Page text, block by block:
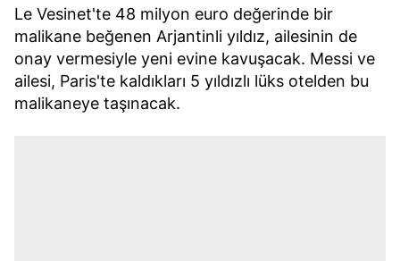
Le Vesinet'te 48 milyon euro değerinde bir
malikane beğenen Arjantinli yıldız, ailesinin de
onay vermesiyle yeni evine kavuşacak. Messi ve
ailesi, Paris'te kaldıkları 5 yıldızlı lüks otelden bu
malikaneye taşınacak.